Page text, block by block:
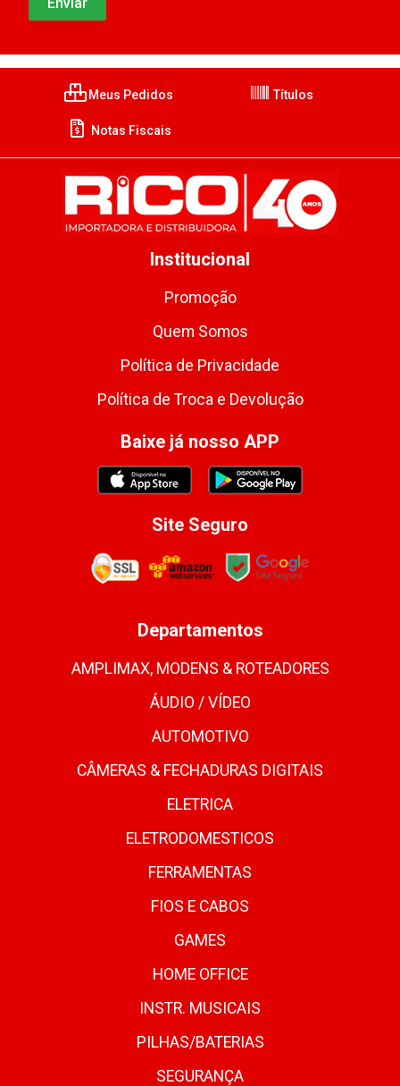
Meus Pedidos Títulos
Notas Fiscais
Institucional
Promoção
Quem Somos
Política de Privacidade
Política de Troca e Devolução
Baixe já nosso APP
Site Seguro
Departamentos
AMPLIMAX, MODENS & ROTEADORES
ÁUDIO / VÍDEO
AUTOMOTIVO
CÂMERAS & FECHADURAS DIGITAIS
ELETRICA
ELETRODOMESTICOS
FERRAMENTAS
FIOS E CABOS
GAMES
HOME OFFICE
INSTR. MUSICAIS
PILHAS/BATERIAS
SEGURANÇA